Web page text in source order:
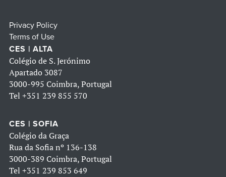
Privacy Policy
Terms of Use
CES | ALTA
Colégio de S. Jerónimo
Apartado 3087
3000-995 Coimbra, Portugal
Tel +351 239 855 570
CES | SOFIA
Colégio da Graça
Rua da Sofia nº 136-138
3000-389 Coimbra, Portugal
Tel +351 239 853 649